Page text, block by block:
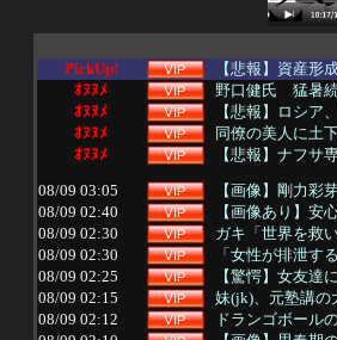
PickUp!
【悲報】資産形
ｵﾇﾇﾒ
野口健氏 猛暑続
ｵﾇﾇﾒ
【悲報】ロシア
ｵﾇﾇﾒ
同僚の美人に土
ｵﾇﾇﾒ
【悲報】ナフサ
08/09 03:05
【画像】剛力彩
08/09 02:40
【画像あり】安
08/09 02:30
ガキ「世界を救
08/09 02:30
「女性が排泄す
08/09 02:25
【驚愕】女友達
08/09 02:15
妹(jk)、元塾講の
08/09 02:12
ドランゴボール